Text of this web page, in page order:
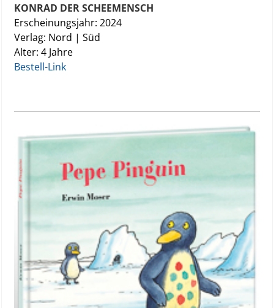
KONRAD DER SCHEEMENSCH
Erscheinungsjahr: 2024
Verlag: Nord | Süd
Alter: 4 Jahre
Bestell-Link